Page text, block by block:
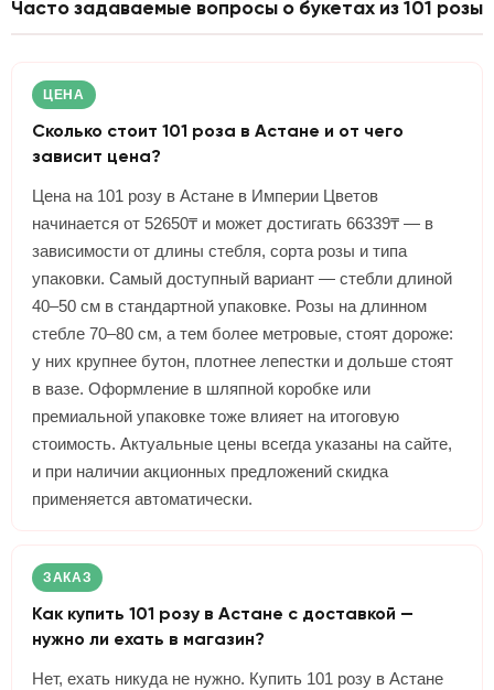
Часто задаваемые вопросы о букетах из 101 розы
ЦЕНА
Сколько стоит 101 роза в Астане и от чего
зависит цена?
Цена на 101 розу в Астане в Империи Цветов
начинается от 52650₸ и может достигать 66339₸ — в
зависимости от длины стебля, сорта розы и типа
упаковки. Самый доступный вариант — стебли длиной
40–50 см в стандартной упаковке. Розы на длинном
стебле 70–80 см, а тем более метровые, стоят дороже:
у них крупнее бутон, плотнее лепестки и дольше стоят
в вазе. Оформление в шляпной коробке или
премиальной упаковке тоже влияет на итоговую
стоимость. Актуальные цены всегда указаны на сайте,
и при наличии акционных предложений скидка
применяется автоматически.
ЗАКАЗ
Как купить 101 розу в Астане с доставкой —
нужно ли ехать в магазин?
Нет, ехать никуда не нужно. Купить 101 розу в Астане